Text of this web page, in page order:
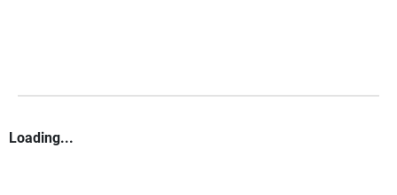
Loading...